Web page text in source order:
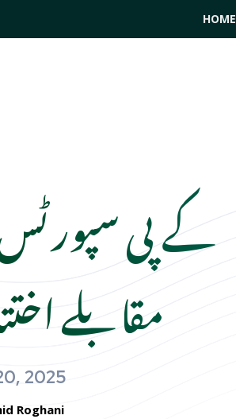
HOME
کے پی
مقابلے
2025
Roghani